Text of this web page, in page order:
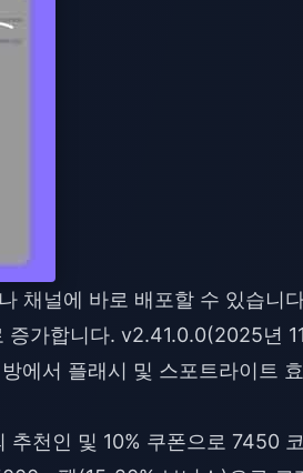
채널에 바로 배포할 수 있습니
가합니다. v2.41.0.0(2025년
에서 플래시 및 스포트라이트
천인 및 10% 쿠폰으로 7450